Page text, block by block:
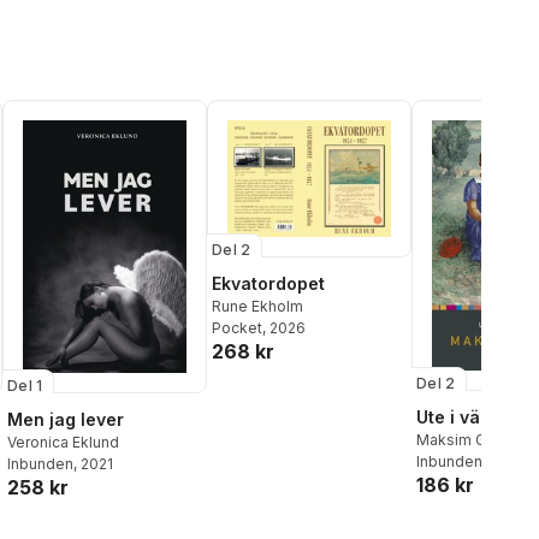
röster:
Del 1
Men jag lever
Veronica Eklund
Inbunden, 2021
258 kr
Del 2
Ekvatordopet
Rune Ekholm
Pocket, 2026
268 kr
Del 2
Ute i världen
Maksim Gorkij
Inbunden
186 kr